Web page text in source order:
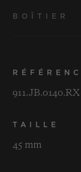
BOÎTIER
911.JB.0140.RX
TAILLE
45 mm